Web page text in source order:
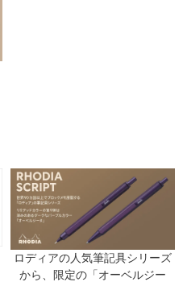
ロディアの人気筆記具シリーズ
から、限定の「オーベルジー